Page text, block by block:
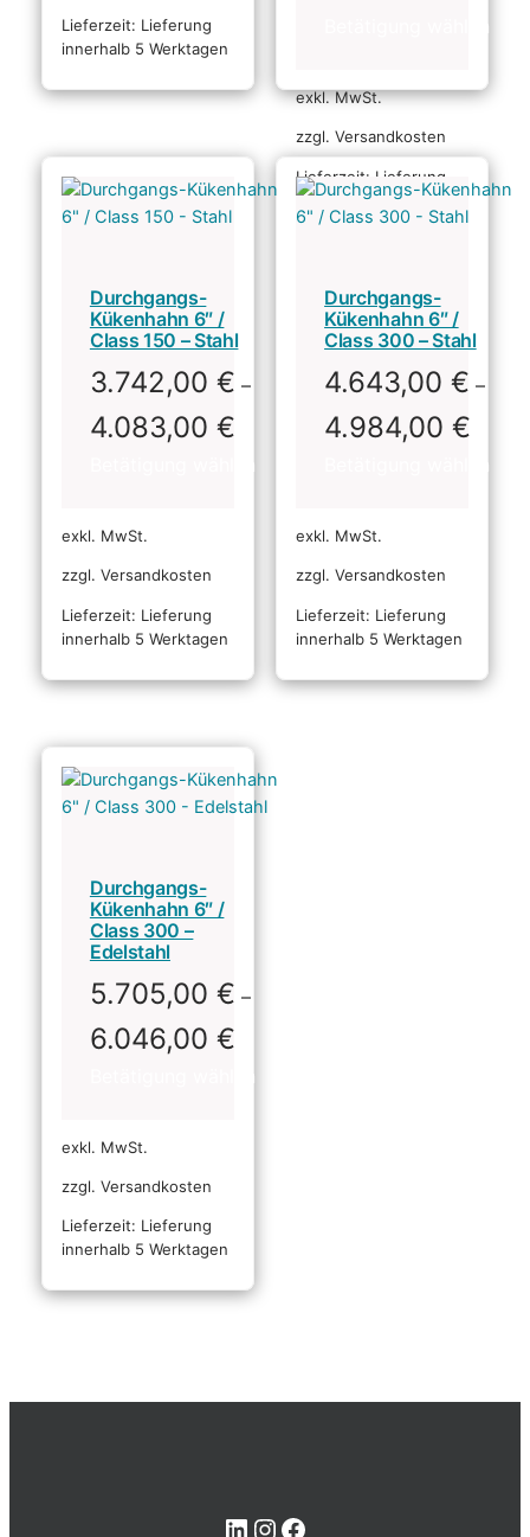
Lieferzeit: Lieferung
innerhalb 5 Werktagen
exkl. MwSt.
zzgl. Versandkosten
Lieferzeit: Lieferung
innerhalb 5 Werktagen
Durchgangs-
Kükenhahn 6″ /
Class 150 – Stahl
3.742,00 € –
4.083,00 €
exkl. MwSt.
zzgl. Versandkosten
Lieferzeit: Lieferung
innerhalb 5 Werktagen
Durchgangs-
Kükenhahn 6″ /
Class 300 – Stahl
4.643,00€ –
4.984,00€
exkl. MwSt.
zzgl. Versandkosten
Lieferzeit: Lieferung
innerhalb 5 Werktagen
Durchgangs-
Kükenhahn 6″ /
Class 300 –
Edelstahl
5.705,00 € –
6.046,00 €
exkl. MwSt.
zzgl. Versandkosten
Lieferzeit: Lieferung
innerhalb 5 Werktagen
LinkedIn
Instagram
Facebook